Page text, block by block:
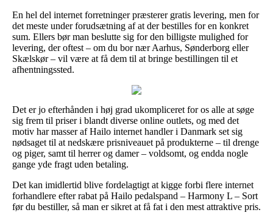
En hel del internet forretninger præsterer gratis levering, men for
det meste under forudsætning af at der bestilles for en konkret
sum. Ellers bør man beslutte sig for den billigste mulighed for
levering, der oftest – om du bor nær Aarhus, Sønderborg eller
Skælskør – vil være at få dem til at bringe bestillingen til et
afhentningssted.
Det er jo efterhånden i høj grad ukompliceret for os alle at søge
sig frem til priser i blandt diverse online outlets, og med det
motiv har masser af Hailo internet handler i Danmark set sig
nødsaget til at nedskære prisniveauet på produkterne – til drenge
og piger, samt til herrer og damer – voldsomt, og endda nogle
gange yde fragt uden betaling.
Det kan imidlertid blive fordelagtigt at kigge forbi flere internet
forhandlere efter rabat på Hailo pedalspand – Harmony L – Sort
før du bestiller, så man er sikret at få fat i den mest attraktive pris.